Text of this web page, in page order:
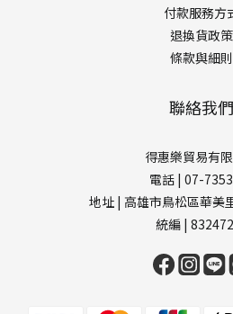
付款服務方
退換貨政策
條款與細則
聯絡我們
得惠樂貿易有
電話 | 07-
地址 | 高雄市鳥松區華
統編 |